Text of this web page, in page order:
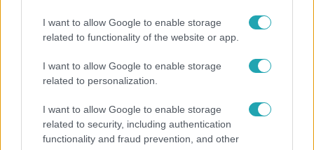
I want to allow Google to enable storage
related to functionality of the website or app.
I want to allow Google to enable storage
related to personalization.
I want to allow Google to enable storage
related to security, including authentication
functionality and fraud prevention, and other
Reggeli
mutatja meg férjét Ungár Anikó